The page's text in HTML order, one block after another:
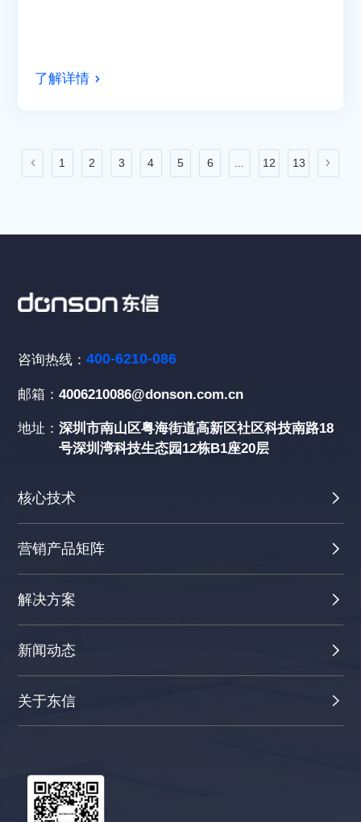
了解详情
1 2 3 4 5 6 12 13
咨询热线：400-6210-086
邮箱：4006210086@donson.com.cn
地址：深圳市南山区粤海街道高新区社区科技南路18
号深圳湾科技生态园12栋B1座20层
核心技术
营销产品矩阵
解决方案
新闻动态
关于东信